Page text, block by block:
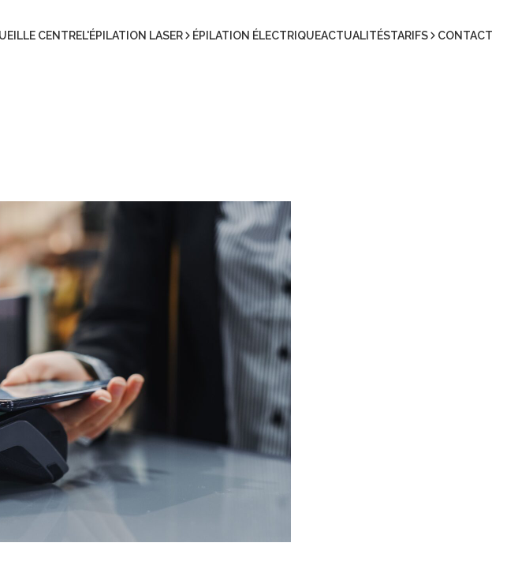
LE CENTREL'ÉPILATION LASER ÉPILATION ÉLECTRIQUEACTUALITÉSTARIFS CONTACT